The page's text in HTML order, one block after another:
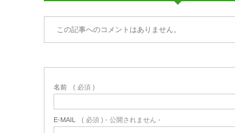
この記事へのコメントはありません。
名前 ( 必須 )
E-MAIL ( 必須 ) - 公開されません -